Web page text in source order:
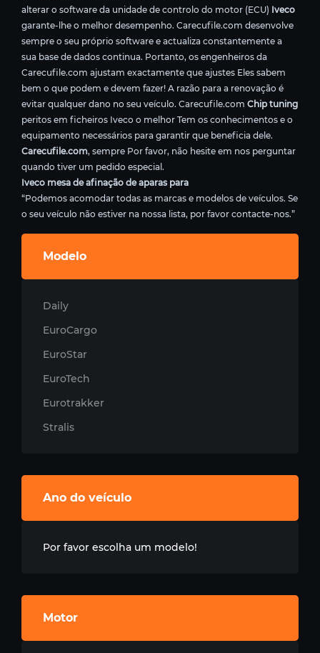
alterar o software da unidade de controlo do motor (ECU) Iveco
garante-lhe o melhor desempenho. Carecufile.com desenvolve
sempre o seu próprio software e actualiza constantemente a
sua base de dados continua. Portanto, os engenheiros da
Carecufile.com ajustam exactamente que ajustes Eles sabem
bem o que podem e devem fazer! A razão para a renovação é
evitar qualquer dano no seu veículo. Carecufile.com Chip tuning
peritos em ficheiros Iveco o melhor Tem os conhecimentos e o
equipamento necessários para garantir que beneficia dele.
Carecufile.com, sempre Por favor, não hesite em nos perguntar
quando tiver um pedido especial.
Iveco mesa de afinação de aparas para
“Podemos acomodar todas as marcas e modelos de veículos. Se
o seu veículo não estiver na nossa lista, por favor contacte-nos.”
Modelo
Daily
EuroCargo
EuroStar
EuroTech
Eurotrakker
Stralis
Ano do veículo
Por favor escolha um modelo!
Motor